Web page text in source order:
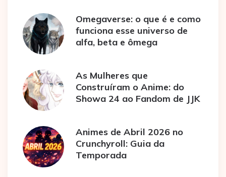
Omegaverse: o que é e como
funciona esse universo de
alfa, beta e ômega
As Mulheres que
Construíram o Anime: do
Showa 24 ao Fandom de JJK
Animes de Abril 2026 no
Crunchyroll: Guia da
Temporada